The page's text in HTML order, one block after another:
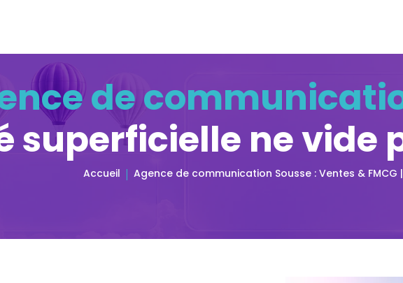
de
superficielle ne vide
Accueil Agence de communication Sousse : Ventes & FMCG